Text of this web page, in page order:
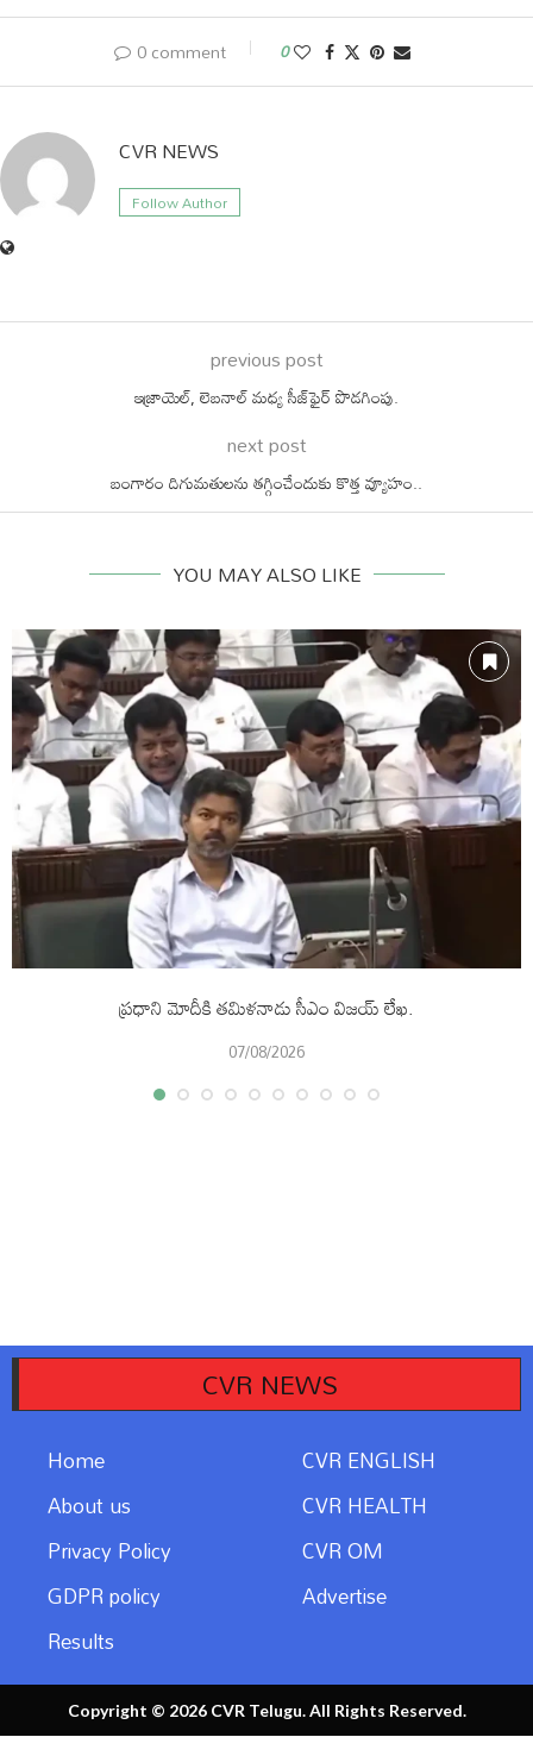
0 comment 0
CVR NEWS
Follow Author
previous post
ఇజ్రాయెల్, లెబనాల్ మధ్య సీజ్⁭ఫైర్ పొడగింపు.
next post
బంగారం దిగుమతులను తగ్గించేందుకు కొత్త వ్యూహం..
YOU MAY ALSO LIKE
ప్రధాని మోదీకి తమిళనాడు సీఎం విజయ్‌ లేఖ.
07/08/2026
CVR NEWS
Home
CVR ENGLISH
About us
CVR HEALTH
Privacy Policy
CVR OM
GDPR policy
Advertise
Results
Copyright © 2026 CVR Telugu. All Rights Reserved.